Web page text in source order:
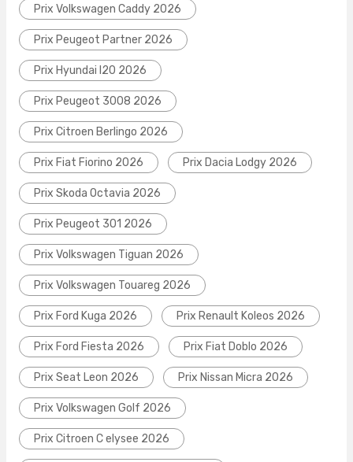
Prix Volkswagen Caddy 2026
Prix Peugeot Partner 2026
Prix Hyundai I20 2026
Prix Peugeot 3008 2026
Prix Citroen Berlingo 2026
Prix Fiat Fiorino 2026 Prix Dacia Lodgy 2026
Prix Skoda Octavia 2026
Prix Peugeot 301 2026
Prix Volkswagen Tiguan 2026
Prix Volkswagen Touareg 2026
Prix Ford Kuga 2026 Prix Renault Koleos 2026
Prix Ford Fiesta 2026 Prix Fiat Doblo 2026
Prix Seat Leon 2026 Prix Nissan Micra 2026
Prix Volkswagen Golf 2026
Prix Citroen C elysee 2026